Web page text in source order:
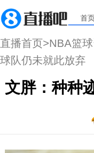
首
直播首页>NBA篮
球队仍未就此放弃
文胖：种种